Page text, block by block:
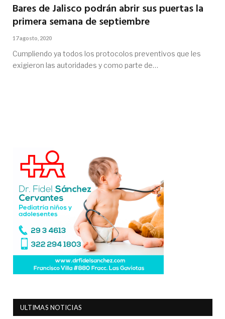
Bares de Jalisco podrán abrir sus puertas la
primera semana de septiembre
17 agosto, 2020
Cumpliendo ya todos los protocolos preventivos que les
exigieron las autoridades y como parte de…
ULTIMAS NOTICIAS